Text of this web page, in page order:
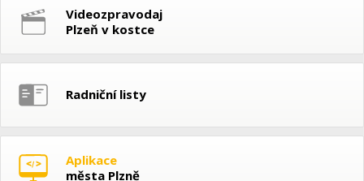
Videozpravodaj
Plzeň v kostce
Radniční listy
Aplikace
města Plzně